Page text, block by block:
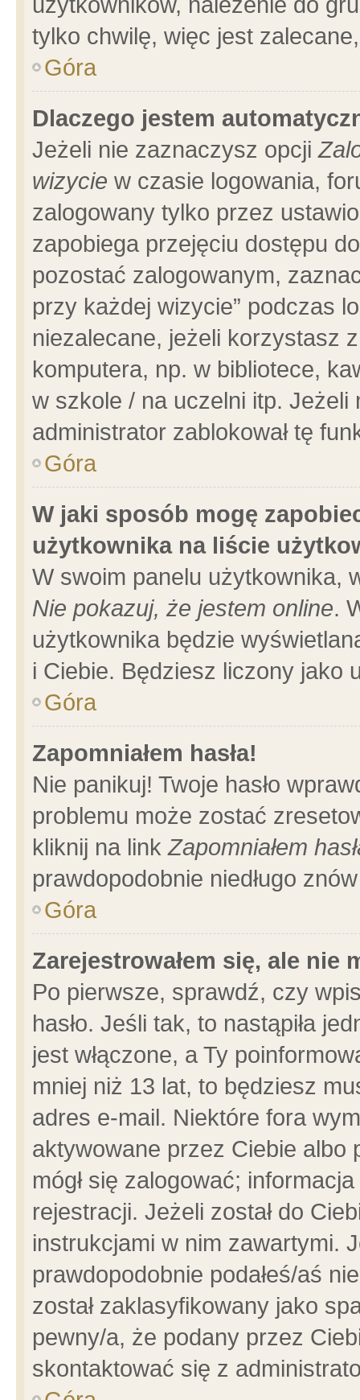
tylko chwilę, więc jest
Góra
Dlaczego jestem
Jeżeli nie zaznaczysz opcji
wizycie w czasie logowania,
zalogowany tylko przez
zapobiega przejęciu dostępu
pozostać zalogowanym,
przy każdej wizycie” podczas
niezalecane, jeżeli korzystasz
komputera, np. w bibliotece,
w szkole / na uczelni itp.
administrator zablokował tę
Góra
W jaki sposób mogę
użytkownika na liście
W swoim panelu użytkownika,
Nie pokazuj, że jestem online.
użytkownika będzie
i Ciebie. Będziesz liczony jako
Góra
Zapomniałem hasła!
Nie panikuj! Twoje hasło
problemu może zostać
kliknij na linkZapomniałem
prawdopodobnie niedługo
Góra
Zarejestrowałem się, ale nie
Po pierwsze, sprawdź, czy
hasło. Jeśli tak, to nastąpiła
jest włączone, a Ty
mniej niż 13 lat, to będziesz
adres e-mail. Niektóre fora
aktywowane przez Ciebie albo
mógł się zalogować;
rejestracji. Jeżeli został do
instrukcjami w nim zawartymi.
prawdopodobnie podałeś/aś
został zaklasyfikowany jako
pewny/a, że podany przez
skontaktować się z